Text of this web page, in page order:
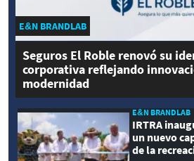
E&N BRANDLAB
Seguros El Roble renovó su
corporativa reflejando
modernidad
E&N BRANDLAB
IRTRA
un nuevo
de la